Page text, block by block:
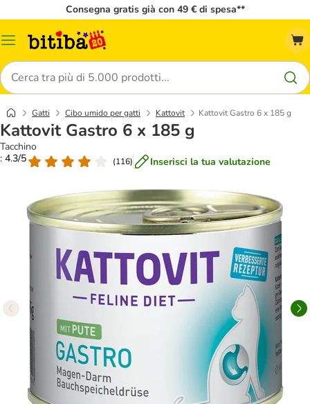
Consegna gratis già con 49 € di spesa**
Overview
Cerca
Gatti Cibo umido per gatti Kattovit Kattovit Gastro 6 x 185 g
Kattovit Gastro 6 x 185 g
Tacchino
: 4.3/5
(116) Inserisci la tua valutazione